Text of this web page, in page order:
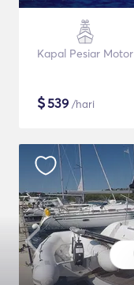
Kapal Pesiar Motor
$539 /hari